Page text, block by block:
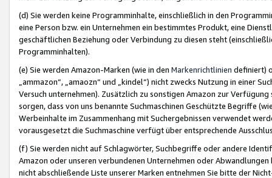
(d) Sie werden keine Programminhalte, einschließlich in den
eine Person bzw. ein Unternehmen ein bestimmtes Produkt, eine
geschäftlichen Beziehung oder Verbindung zu diesen steht
Programminhalten).
(e) Sie werden Amazon-Marken (wie in den Markenrichtlinien definiert)
„ammazon“, „amaozn“ und „kindel“) nicht zwecks Nutzung in einer
Versuch unternehmen). Zusätzlich zu sonstigen Amazon zur
sorgen, dass von uns benannte Suchmaschinen Geschützte Begriffe
Werbeinhalte im Zusammenhang mit Suchergebnissen verwendet
vorausgesetzt die Suchmaschine verfügt über entsprechende
(f) Sie werden nicht auf Schlagwörter, Suchbegriffe oder andere
Amazon oder unseren verbundenen Unternehmen oder
nicht abschließende Liste unserer Marken entnehmen Sie bitte der